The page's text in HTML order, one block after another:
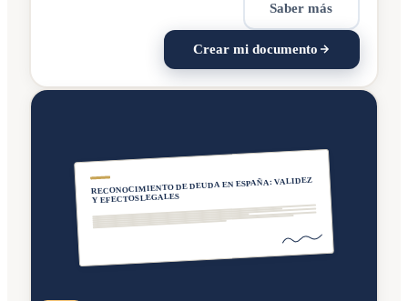
Saber más
Crear mi documento
RECONOCIMIENTO DE DEUDA EN ESPAÑA: VALIDEZ
Y EFECTOS LEGALES